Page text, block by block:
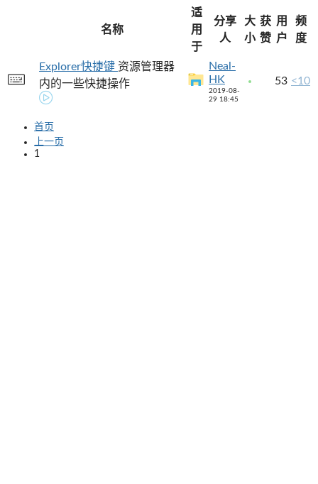
名称
适
用
于
分享
人
大
小
获
赞
用
户
频
度
Explorer快捷键 资源管理器
内的一些快捷操作
Neal-
HK
2019-08-
29 18:45
53 <10
首页
上一页
1